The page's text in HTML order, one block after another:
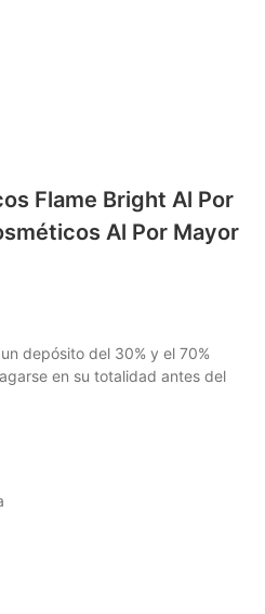
Flame Bright Al Por
Al Por Mayor
depósito del 30% y el 70%
en su totalidad antes del